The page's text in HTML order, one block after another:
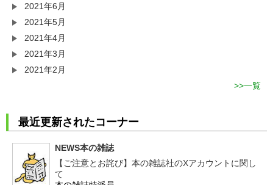
2021年6月
2021年5月
2021年4月
2021年3月
2021年2月
一覧
最近更新されたコーナー
NEWS本の雑誌
【ご注意とお詫び】本の雑誌社のXアカウントに関し
て